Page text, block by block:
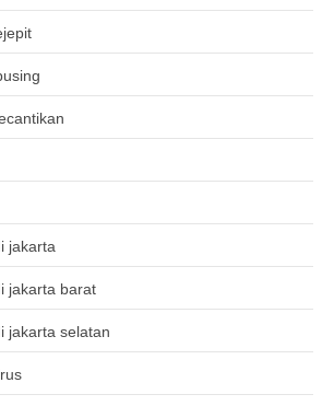
jakarta
jakarta barat
jakarta selatan